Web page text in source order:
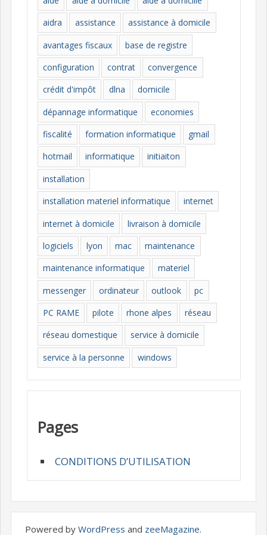
e
s
aidra
assistance
assistance à domicile
avantages fiscaux
base de registre
configuration
contrat
convergence
crédit d'impôt
dlna
domicile
dépannage informatique
economies
fiscalité
formation informatique
gmail
hotmail
informatique
initiaiton
installation
installation materiel informatique
internet
internet à domicile
livraison à domicile
logiciels
lyon mac
maintenance
maintenance informatique
materiel
messenger
ordinateur outlook
pc
PC RAME
pilote rhone alpes
réseau
réseau domestique
service à domicile
service à la personne
windows
Pages
CONDITIONS D’UTILISATION
Powered by WordPress and zeeMagazine.